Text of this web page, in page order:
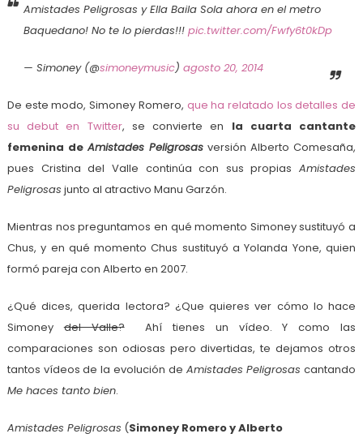
Amistades Peligrosas y Ella Baila Sola ahora en el metro
Baquedano! No te lo pierdas!!! pic.twitter.com/Fwfy6t0kDp
— Simoney (@simoneymusic) agosto 20, 2014
De este modo, Simoney Romero, que ha relatado los detalles de
su debut en Twitter, se convierte en la cuarta cantante
femenina deAmistades Peligrosas versión Alberto Comesaña,
pues Cristina del Valle continúa con sus propiasAmistades
Peligrosas junto al atractivo Manu Garzón.
Mientras nos preguntamos en qué momento Simoney sustituyó a
Chus, y en qué momento Chus sustituyó a Yolanda Yone, quien
formó pareja con Alberto en 2007.
¿Qué dices, querida lectora? ¿Que quieres ver cómo lo hace
Simoneydel Valle?Ahí tienes un vídeo. Y como las
comparaciones son odiosas pero divertidas, te dejamos otros
tantos vídeos de la evolución de Amistades Peligrosas cantando
Me haces tanto bien.
Amistades Peligrosas (Simoney Romero y Alberto